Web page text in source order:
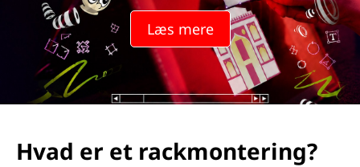
v
m
Læs mere
Hvad er et rackmontering?